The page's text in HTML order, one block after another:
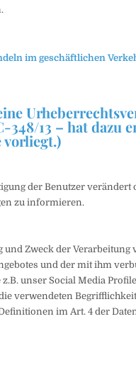
im geschäftlichen
348/13 – hat dazu
vorliegt.)
der Benutzer verändert
zu informieren.
Zweck der Verarbeitung
und der mit ihm
unser Social Media
verwendeten
im Art. 4 der